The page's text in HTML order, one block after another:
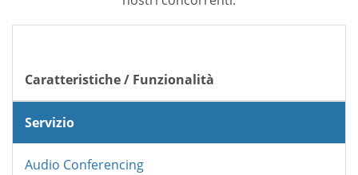
Caratteristiche / Funzionalità
Servizio
Audio Conferencing